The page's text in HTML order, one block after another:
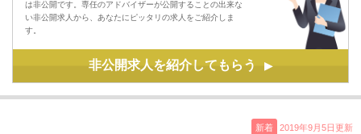
は非公開です。専任のアドバイザーが公開することの出来な
い非公開求人から、あなたにピッタリの求人をご紹介しま
す。
非公開求人を紹介してもらう ▶
新着 2019年9月5日更新